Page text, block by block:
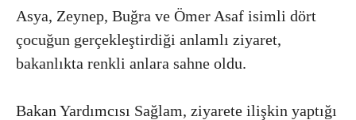
Asya, Zeynep, Buğra ve Ömer Asaf isimli dört
çocuğun gerçekleştirdiği anlamlı ziyaret,
bakanlıkta renkli anlara sahne oldu.
Bakan Yardımcısı Sağlam, ziyarete ilişkin yaptığı